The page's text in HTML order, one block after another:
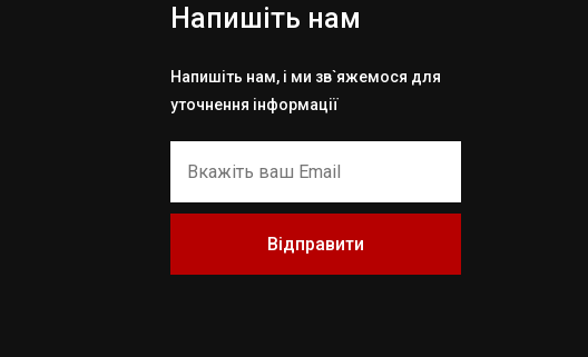
Напишіть нам
Напишіть нам, і ми зв`яжемося для
уточнення інформації
Відправити